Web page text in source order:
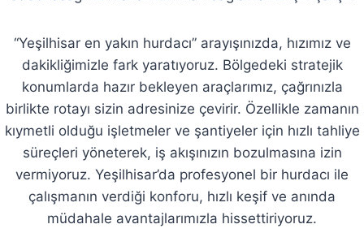
“Yeşilhisar en yakın hurdacı” arayışınızda, hızımız ve
dakikliğimizle fark yaratıyoruz. Bölgedeki stratejik
konumlarda hazır bekleyen araçlarımız, çağrınızla
birlikte rotayı sizin adresinize çevirir. Özellikle zamanın
kıymetli olduğu işletmeler ve şantiyeler için hızlı tahliye
süreçleri yöneterek, iş akışınızın bozulmasına izin
vermiyoruz. Yeşilhisar’da profesyonel bir hurdacı ile
çalışmanın verdiği konforu, hızlı keşif ve anında
müdahale avantajlarımızla hissettiriyoruz.